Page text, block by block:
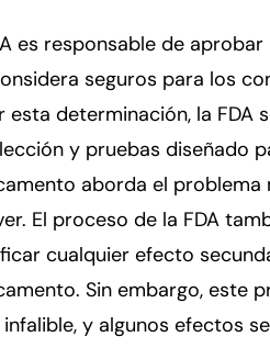
es responsable de
seguros para los
esta determinación, la FDA
y pruebas diseñado
aborda el problema
El proceso de la FDA
cualquier efecto
Sin embargo, este
infalible, y algunos efectos